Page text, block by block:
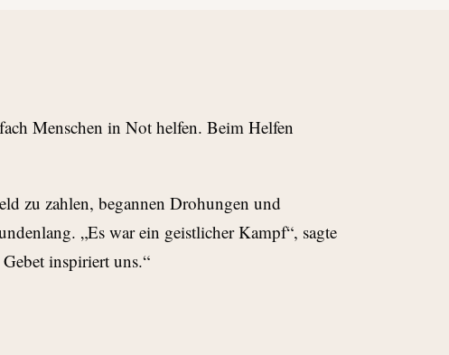
Menschen in Not helfen. Beim Helfen
zu zahlen, begannen Drohungen und
„Es war ein geistlicher Kampf“, sagte
inspiriert uns.“